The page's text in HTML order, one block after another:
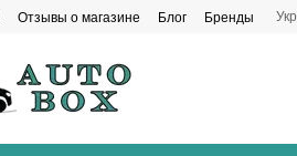
Отзывы о магазине Блог Бренды Укр